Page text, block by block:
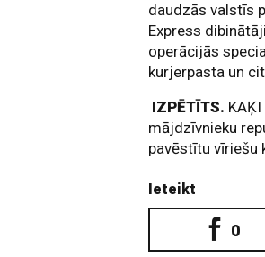
daudzās valstīs
Express
operācijās
kurjerpasta un
IZPĒTĪTS.
mājdzīvnieku
pavēstītu vīriešu
Ieteikt
0